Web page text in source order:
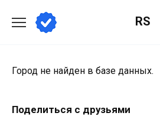
содержанию
RS
Город не найден в базе данных.
Поделиться с друзьями